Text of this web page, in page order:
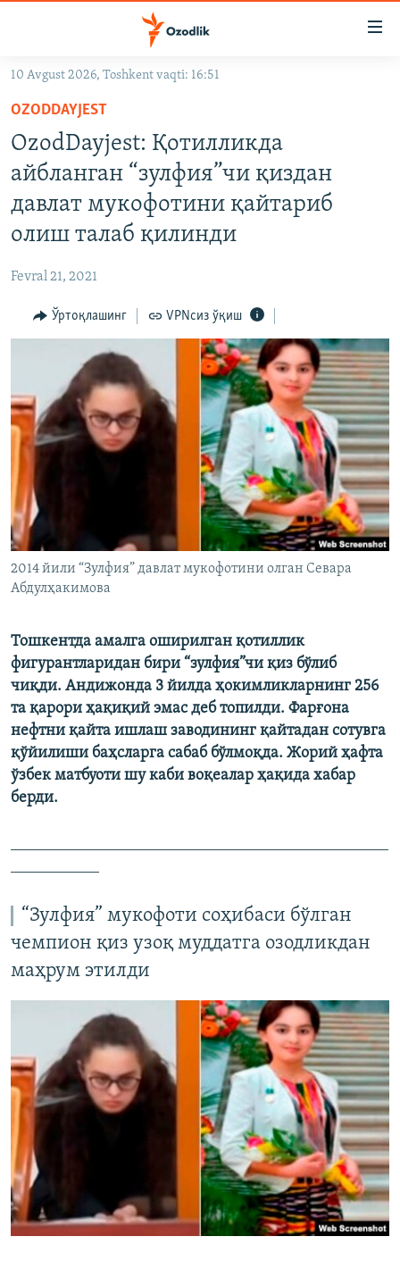
Асосий
навигацияга
ўтинг
Қидиришга
ўтинг
OZODVIDEO
OZODARXIV
На русском
Озодлик бошқа тилларда
10 Avgust 2026, Toshkent vaqti: 16:51
OZODDAYJEST
OzodDayjest: Қотилликда
айбланган “зулфия”чи қиздан
давлат мукофотини қайтариб
олиш талаб қилинди
Fevral 21, 2021
Ўртоқлашинг VPNсиз ўқиш
2014 йили “Зулфия” давлат мукофотини олган Севара
Абдулҳакимова
Тошкентда амалга оширилган қотиллик
фигурантларидан бири “зулфия”чи қиз бўлиб
чиқди. Андижонда 3 йилда ҳокимликларнинг 256
та қарори ҳақиқий эмас деб топилди. Фарғона
нефтни қайта ишлаш заводининг қайтадан сотувга
қўйилиши баҳсларга сабаб бўлмоқда. Жорий ҳафта
ўзбек матбуоти шу каби воқеалар ҳақида хабар
берди.
“Зулфия” мукофоти соҳибаси бўлган
чемпион қиз узоқ муддатга озодликдан
маҳрум этилди